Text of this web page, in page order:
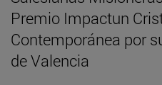
Premio Impactun
Contemporánea por
de Valencia